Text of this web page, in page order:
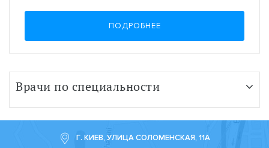
ПОДРОБНЕЕ
Врачи по специальности
Г. КИЕВ, УЛИЦА СОЛОМЕНСКАЯ, 11А